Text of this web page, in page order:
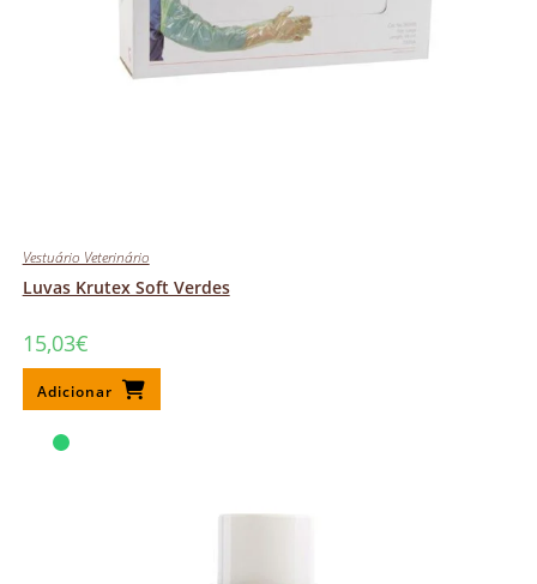
Vestuário Veterinário
Luvas Krutex Soft Verdes
15,03€
Adicionar